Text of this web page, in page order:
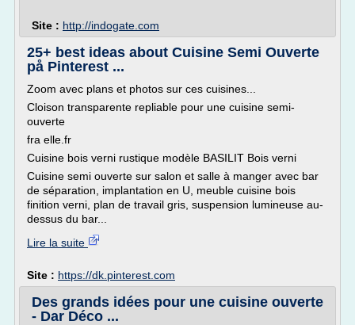
Site : http://indogate.com
25+ best ideas about Cuisine Semi Ouverte
på Pinterest ...
Zoom avec plans et photos sur ces cuisines...
Cloison transparente repliable pour une cuisine semi-
ouverte
fra elle.fr
Cuisine bois verni rustique modèle BASILIT Bois verni
Cuisine semi ouverte sur salon et salle à manger avec bar
de séparation, implantation en U, meuble cuisine bois
finition verni, plan de travail gris, suspension lumineuse au-
dessus du bar...
Lire la suite
Site : https://dk.pinterest.com
Des grands idées pour une cuisine ouverte
- Dar Déco ...